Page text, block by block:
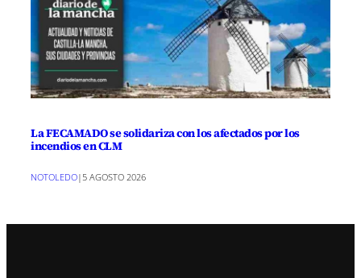
La FECAMADO se solidariza con los afectados por los
incendios en CLM
NOTOLEDO|5 AGOSTO 2026